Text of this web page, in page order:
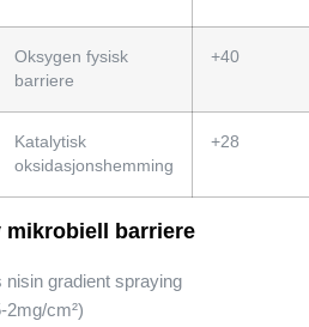
Oksygen fysisk
barriere
+40
Katalytisk
oksidasjonshemming
+28
mikrobiell barriere
gradient spraying
2mg/cm²)